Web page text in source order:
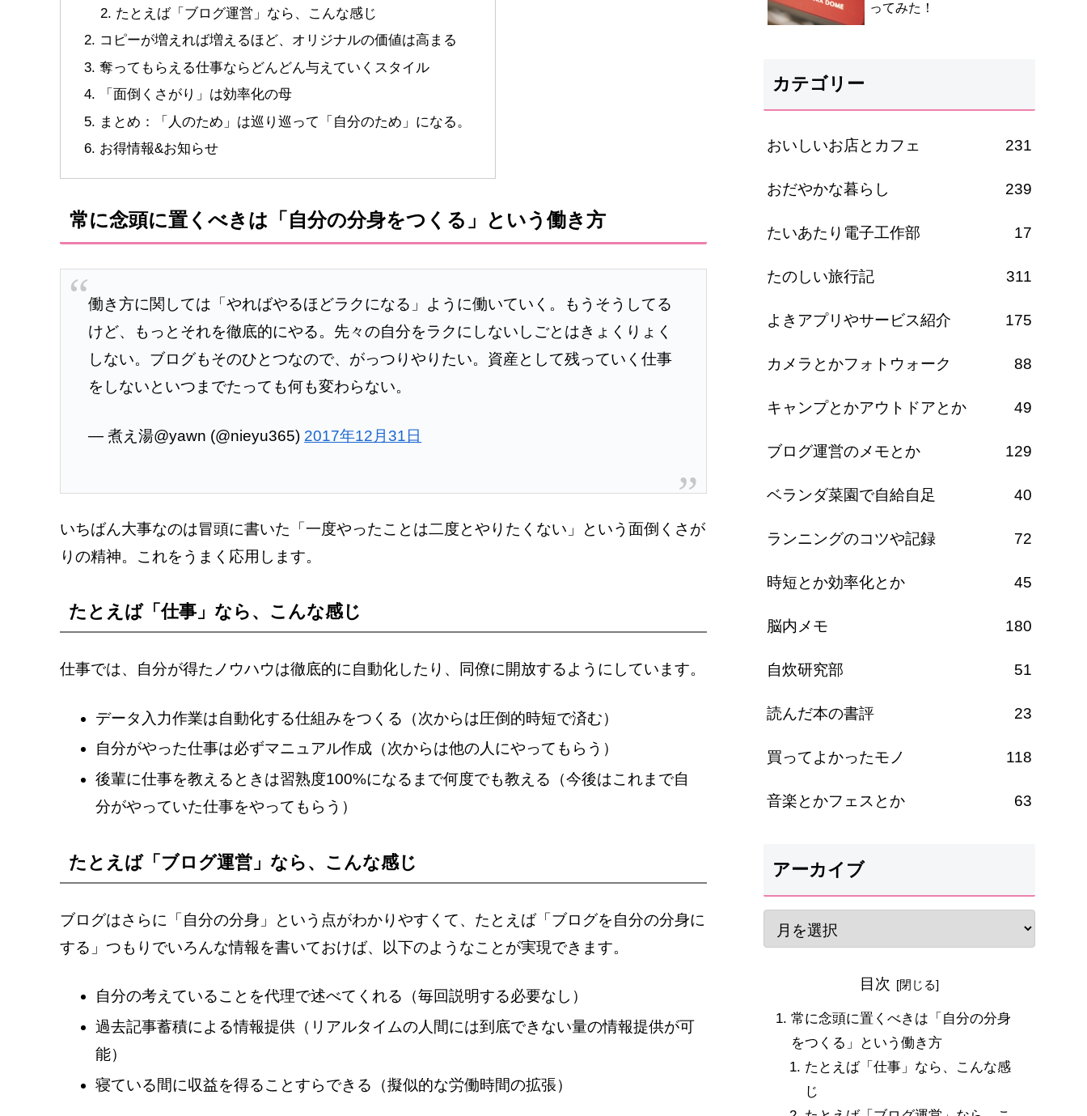
たとえば「ブログ運営」なら、こんな感じ
コピーが増えれば増えるほど、オリジナルの価値は高まる
奪ってもらえる仕事ならどんどん与えていくスタイル
「面倒くさがり」は効率化の母
まとめ：「人のため」は巡り巡って「自分のため」になる。
お得情報&お知らせ
常に念頭に置くべきは「自分の分身をつくる」という働き方
働き方に関しては「やればやるほどラクになる」ように働いていく。もうそうしてる
けど、もっとそれを徹底的にやる。先々の自分をラクにしないしごとはきょくりょく
しない。ブログもそのひとつなので、がっつりやりたい。資産として残っていく仕事
をしないといつまでたっても何も変わらない。
— 煮え湯@yawn (@nieyu365) 2017年12月31日
いちばん大事なのは冒頭に書いた「一度やったことは二度とやりたくない」という面倒くさが
りの精神。これをうまく応用します。
たとえば「仕事」なら、こんな感じ
仕事では、自分が得たノウハウは徹底的に自動化したり、同僚に開放するようにしています。
データ入力作業は自動化する仕組みをつくる（次からは圧倒的時短で済む）
自分がやった仕事は必ずマニュアル作成（次からは他の人にやってもらう）
後輩に仕事を教えるときは習熟度100%になるまで何度でも教える（今後はこれまで自
分がやっていた仕事をやってもらう）
たとえば「ブログ運営」なら、こんな感じ
ブログはさらに「自分の分身」という点がわかりやすくて、たとえば「ブログを自分の分身に
する」つもりでいろんな情報を書いておけば、以下のようなことが実現できます。
自分の考えていることを代理で述べてくれる（毎回説明する必要なし）
過去記事蓄積による情報提供（リアルタイムの人間には到底できない量の情報提供が可
能）
寝ている間に収益を得ることすらできる（擬似的な労働時間の拡張）
ってみた！
カテゴリー
おいしいお店とカフェ 231
おだやかな暮らし 239
たいあたり電子工作部 17
たのしい旅行記 311
よきアプリやサービス紹介 175
カメラとかフォトウォーク 88
キャンプとかアウトドアとか 49
ブログ運営のメモとか 129
ベランダ菜園で自給自足 40
ランニングのコツや記録 72
時短とか効率化とか 45
脳内メモ 180
自炊研究部 51
読んだ本の書評 23
買ってよかったモノ 118
音楽とかフェスとか 63
アーカイブ
目次
常に念頭に置くべきは「自分の分身
をつくる」という働き方
たとえば「仕事」なら、こんな感
じ